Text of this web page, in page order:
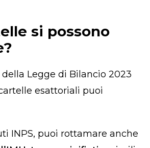
si possono
della Legge di Bilancio 2023
esattoriali puoi
INPS, puoi rottamare anche